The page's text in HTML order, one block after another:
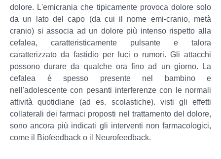
dolore. L'emicrania che tipicamente provoca dolore solo
da un lato del capo (da cui il nome emi-cranio, metà
cranio) si associa ad un dolore più intenso rispetto alla
cefalea, caratteristicamente pulsante e talora
caratterizzato da fastidio per luci o rumori. Gli attacchi
possono durare da qualche ora fino ad un giorno. La
cefalea è spesso presente nel bambino e
nell'adolescente con pesanti interferenze con le normali
attività quotidiane (ad es. scolastiche). visti gli effetti
collaterali dei farmaci proposti nel trattamento del dolore,
sono ancora più indicati gli interventi non farmacologici,
come il Biofeedback o il Neurofeedback.